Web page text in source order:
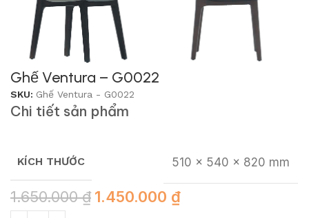
Ghế Ventura – G0022
SKU: Ghế Ventura - G0022
Chi tiết sản phẩm
KÍCH THƯỚC 510 x 540 x 820 mm
1.650.000₫ 1.450.000 ₫